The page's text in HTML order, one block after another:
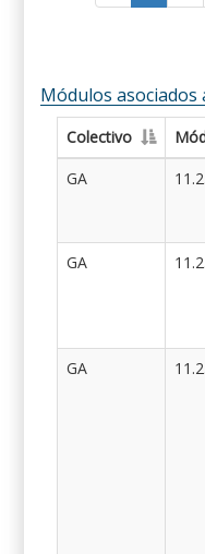
Módulos asociados
Colectivo
GA
GA
GA